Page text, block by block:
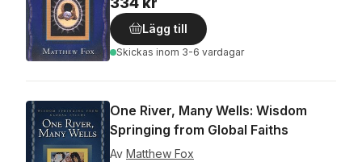
Lägg till
Skickas inom 3-6 vardagar
One River, Many Wells: Wisdom
Springing from Global Faiths
Av Matthew Fox